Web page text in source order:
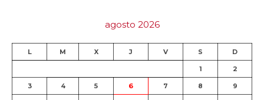
agosto 2026
L M X J V S D
1 2
3 4 5 6 7 8 9